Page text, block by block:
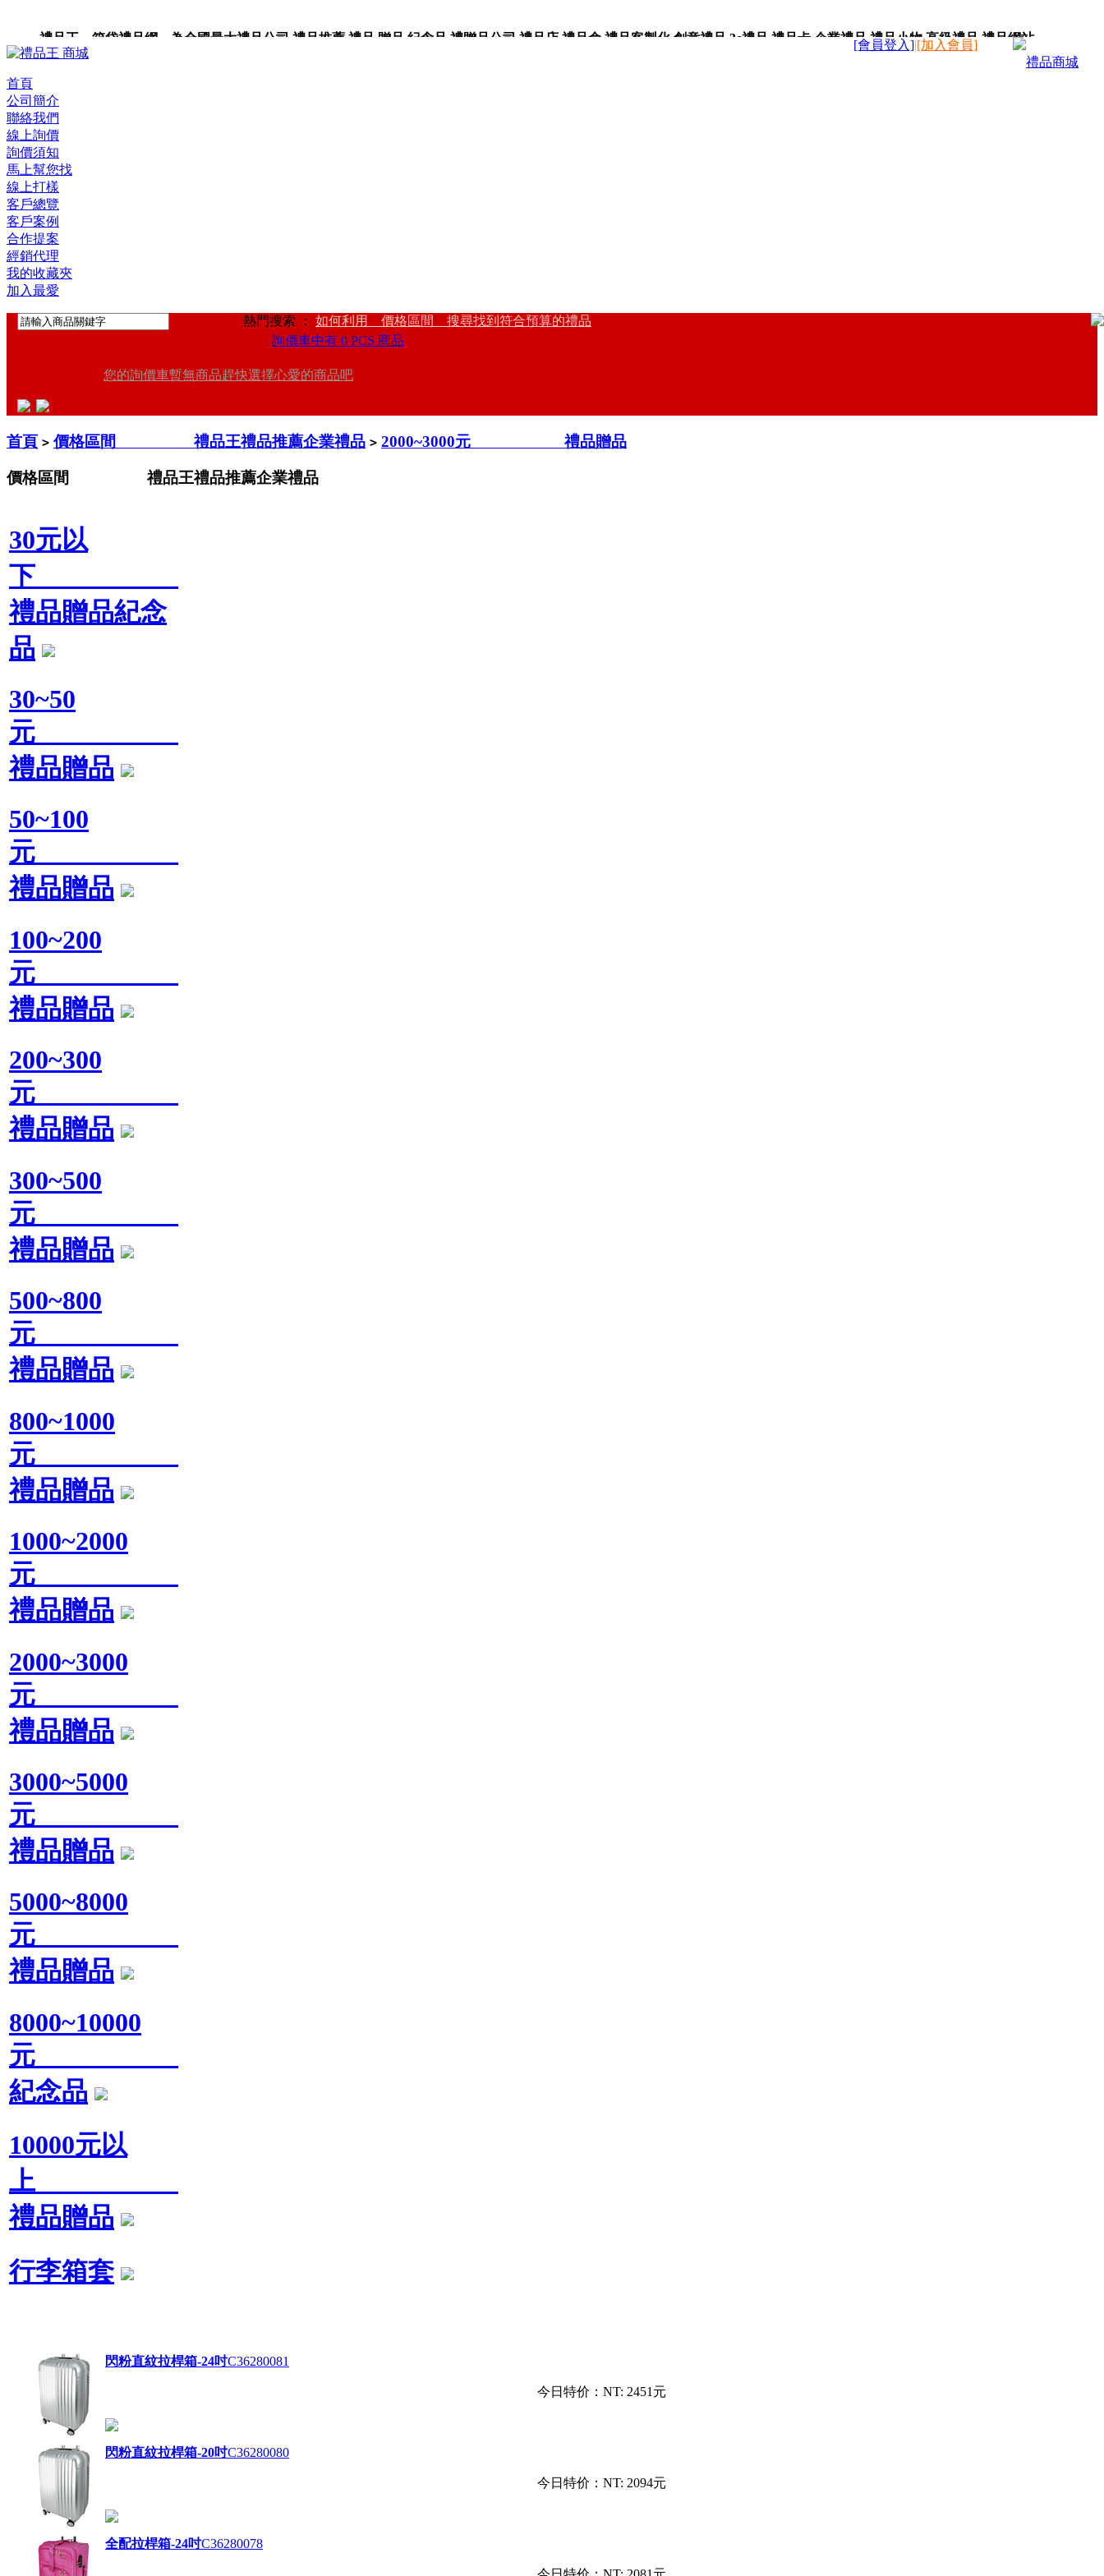
禮品王 箱袋禮品網 為全國最大禮品公司,禮品推薦,禮品,贈品,紀念品,禮贈品公司,禮品店,禮品盒,禮品客製化,創意禮品,3c禮品,禮品卡,企業禮品,禮品小物,高級禮品,禮品網站。
禮品商城
[會員登入]|[加入會員]
首頁
公司簡介
聯絡我們
線上詢價
詢價須知
馬上幫您找
線上打樣
客戶總覽
客戶案例
合作提案
經銷代理
我的收藏夾
加入最愛
熱門搜索 ： 如何利用 價格區間 搜尋找到符合預算的禮品
詢價車中有 0 PCS 商品
您的詢價車暫無商品趕快選擇心愛的商品吧
首頁 > 價格區間 禮品王禮品推薦企業禮品 > 2000~3000元 禮品贈品
價格區間 禮品王禮品推薦企業禮品
30元以
下
禮品贈品紀念
品
30~50
元
禮品贈品
50~100
元
禮品贈品
100~200
元
禮品贈品
200~300
元
禮品贈品
300~500
元
禮品贈品
500~800
元
禮品贈品
800~1000
元
禮品贈品
1000~2000
元
禮品贈品
2000~3000
元
禮品贈品
3000~5000
元
禮品贈品
5000~8000
元
禮品贈品
8000~10000
元
紀念品
10000元以
上
禮品贈品
行李箱套
閃粉直紋拉桿箱-24吋C36280081
今日特价： NT: 2451元
閃粉直紋拉桿箱-20吋C36280080
今日特价： NT: 2094元
全配拉桿箱-24吋C36280078